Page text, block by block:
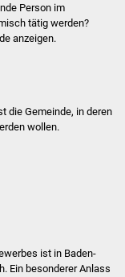
Person im
tätig werden?
anzeigen.
die Gemeinde, in deren
wollen.
ist in Baden-
Ein besonderer Anlass